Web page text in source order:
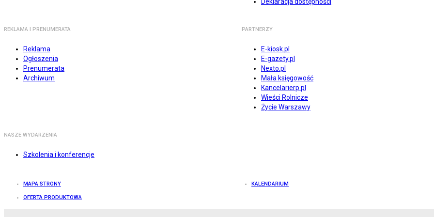
REKLAMA I PRENUMERATA
Reklama
Ogłoszenia
Prenumerata
Archiwum
PARTNERZY
E-kiosk.pl
E-gazety.pl
Nexto.pl
Mała księgowość
Kancelarierp.pl
Wieści Rolnicze
Życie Warszawy
NASZE WYDARZENIA
Szkolenia i konferencje
MAPA STRONY KALENDARIUM
OFERTA PRODUKTOWA